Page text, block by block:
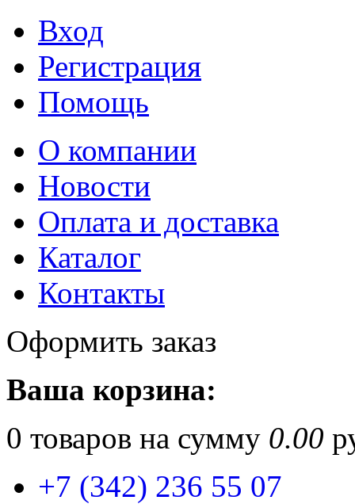
Вход
Регистрация
Помощь
О компании
Новости
Оплата и доставка
Каталог
Контакты
Оформить заказ
Ваша корзина:
0 товаров на сумму 0.00
+7 (342) 236 55 07